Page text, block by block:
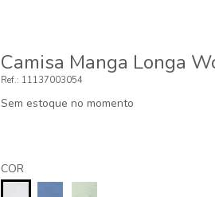
Camisa Manga Longa
11137003054
Sem estoque no momento
COR